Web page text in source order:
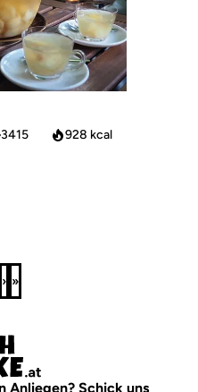
3415 928 kcal
› »
Anliegen? Schick uns